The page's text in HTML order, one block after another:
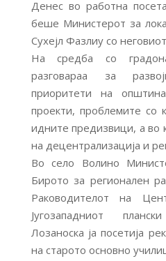
Денес во работна
беше Министерот за
Сухејл Фазлиу со
На средба со
разговараа за
приоритети на
проекти, проблемите со
идните предизвици, а во
на децентрализација и
Во село Волино
Бирото за регионален
Раководителот на
Југозападниот
Лозаноска ја посетија
на старото основно